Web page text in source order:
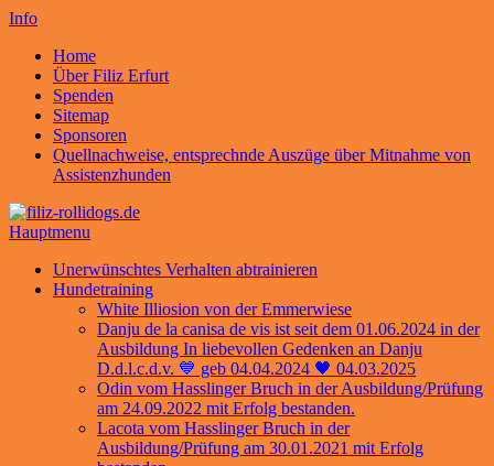
Info
Home
Über Filiz Erfurt
Spenden
Sitemap
Sponsoren
Quellnachweise, entsprechnde Auszüge über Mitnahme von
Assistenzhunden
Hauptmenu
Unerwünschtes Verhalten abtrainieren
Hundetraining
White Illiosion von der Emmerwiese
Danju de la canisa de vis ist seit dem 01.06.2024 in der
Ausbildung In liebevollen Gedenken an Danju
D.d.l.c.d.v. 💙 geb 04.04.2024 🖤 04.03.2025
Odin vom Hasslinger Bruch in der Ausbildung/Prüfung
am 24.09.2022 mit Erfolg bestanden.
Lacota vom Hasslinger Bruch in der
Ausbildung/Prüfung am 30.01.2021 mit Erfolg